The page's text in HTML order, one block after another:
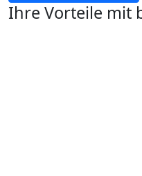
Ihre Vorteile mit